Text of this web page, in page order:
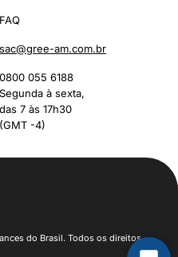
FAQ
sac@gree-am.com.br
0800 055 6188
Segunda à sexta,
das 7 às 17h30
(GMT -4)
do Brasil. Todos os direitos